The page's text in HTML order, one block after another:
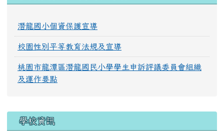
潛龍國小個資保護宣導
校園性別平等教育法規及宣導
桃園市龍潭區潛龍國民小學學生申訴評議委員會組織
及運作要點
學校資訊